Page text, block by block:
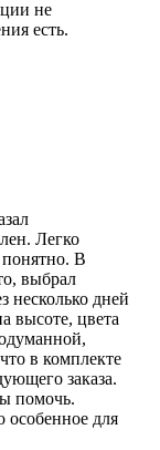
не
есть.
Легко
понятно. В
выбрал
несколько дней
высоте, цвета
в комплекте
заказа.
помочь.
особенное для